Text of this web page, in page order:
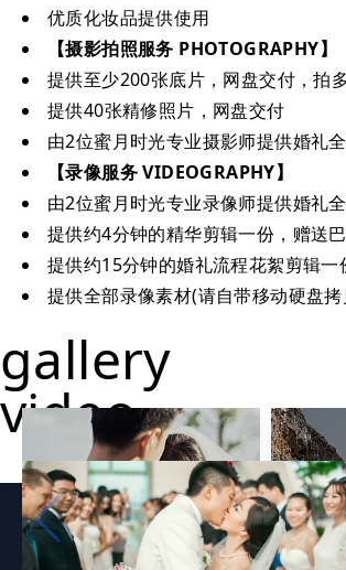
优质化妆品提供使用
【摄影拍照服务 PHOTOGRAPHY】
提供至少200张底片，网盘交付，拍
提供40张精修照片，网盘交付
由2位蜜月时光专业摄影师提供婚礼
【录像服务 VIDEOGRAPHY】
由2位蜜月时光专业录像师提供婚礼
提供约4分钟的精华剪辑一份，赠送巴
提供约15分钟的婚礼流程花絮剪辑一
提供全部录像素材(请自带移动硬盘
gallery
video